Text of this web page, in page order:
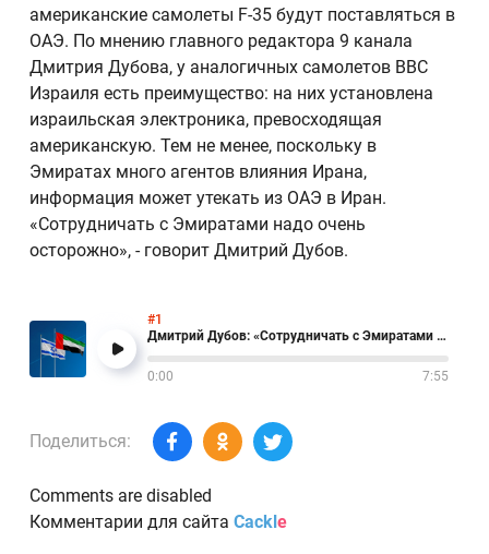
американские самолеты F-35 будут поставляться в
ОАЭ. По мнению главного редактора 9 канала
Дмитрия Дубова, у аналогичных самолетов ВВС
Израиля есть преимущество: на них установлена
израильская электроника, превосходящая
американскую. Тем не менее, поскольку в
Эмиратах много агентов влияния Ирана,
информация может утекать из ОАЭ в Иран.
«Сотрудничать с Эмиратами надо очень
осторожно», - говорит Дмитрий Дубов.
#1
Дмитрий Дубов: «Сотрудничать с Эмиратами нужно очень аккуратно»
0:00 7:55
Поделиться:
Comments are disabled
Комментарии для сайта Cackl e